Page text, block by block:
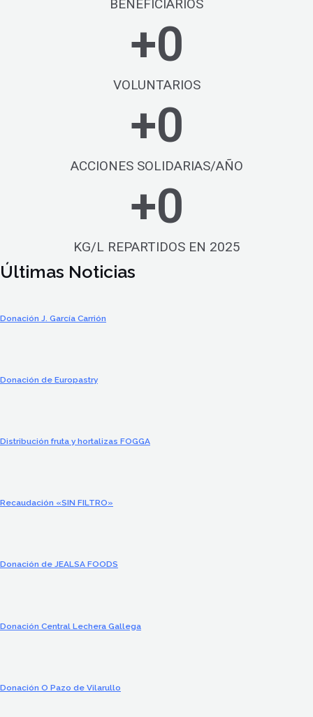
BENEFICIARIOS
+0
VOLUNTARIOS
+0
ACCIONES SOLIDARIAS/AÑO
+0
KG/L REPARTIDOS EN 2025
Últimas Noticias
Donación J. García Carrión
Donación de Europastry
Distribución fruta y hortalizas FOGGA
Recaudación «SIN FILTRO»
Donación de JEALSA FOODS
Donación Central Lechera Gallega
Donación O Pazo de Vilarullo